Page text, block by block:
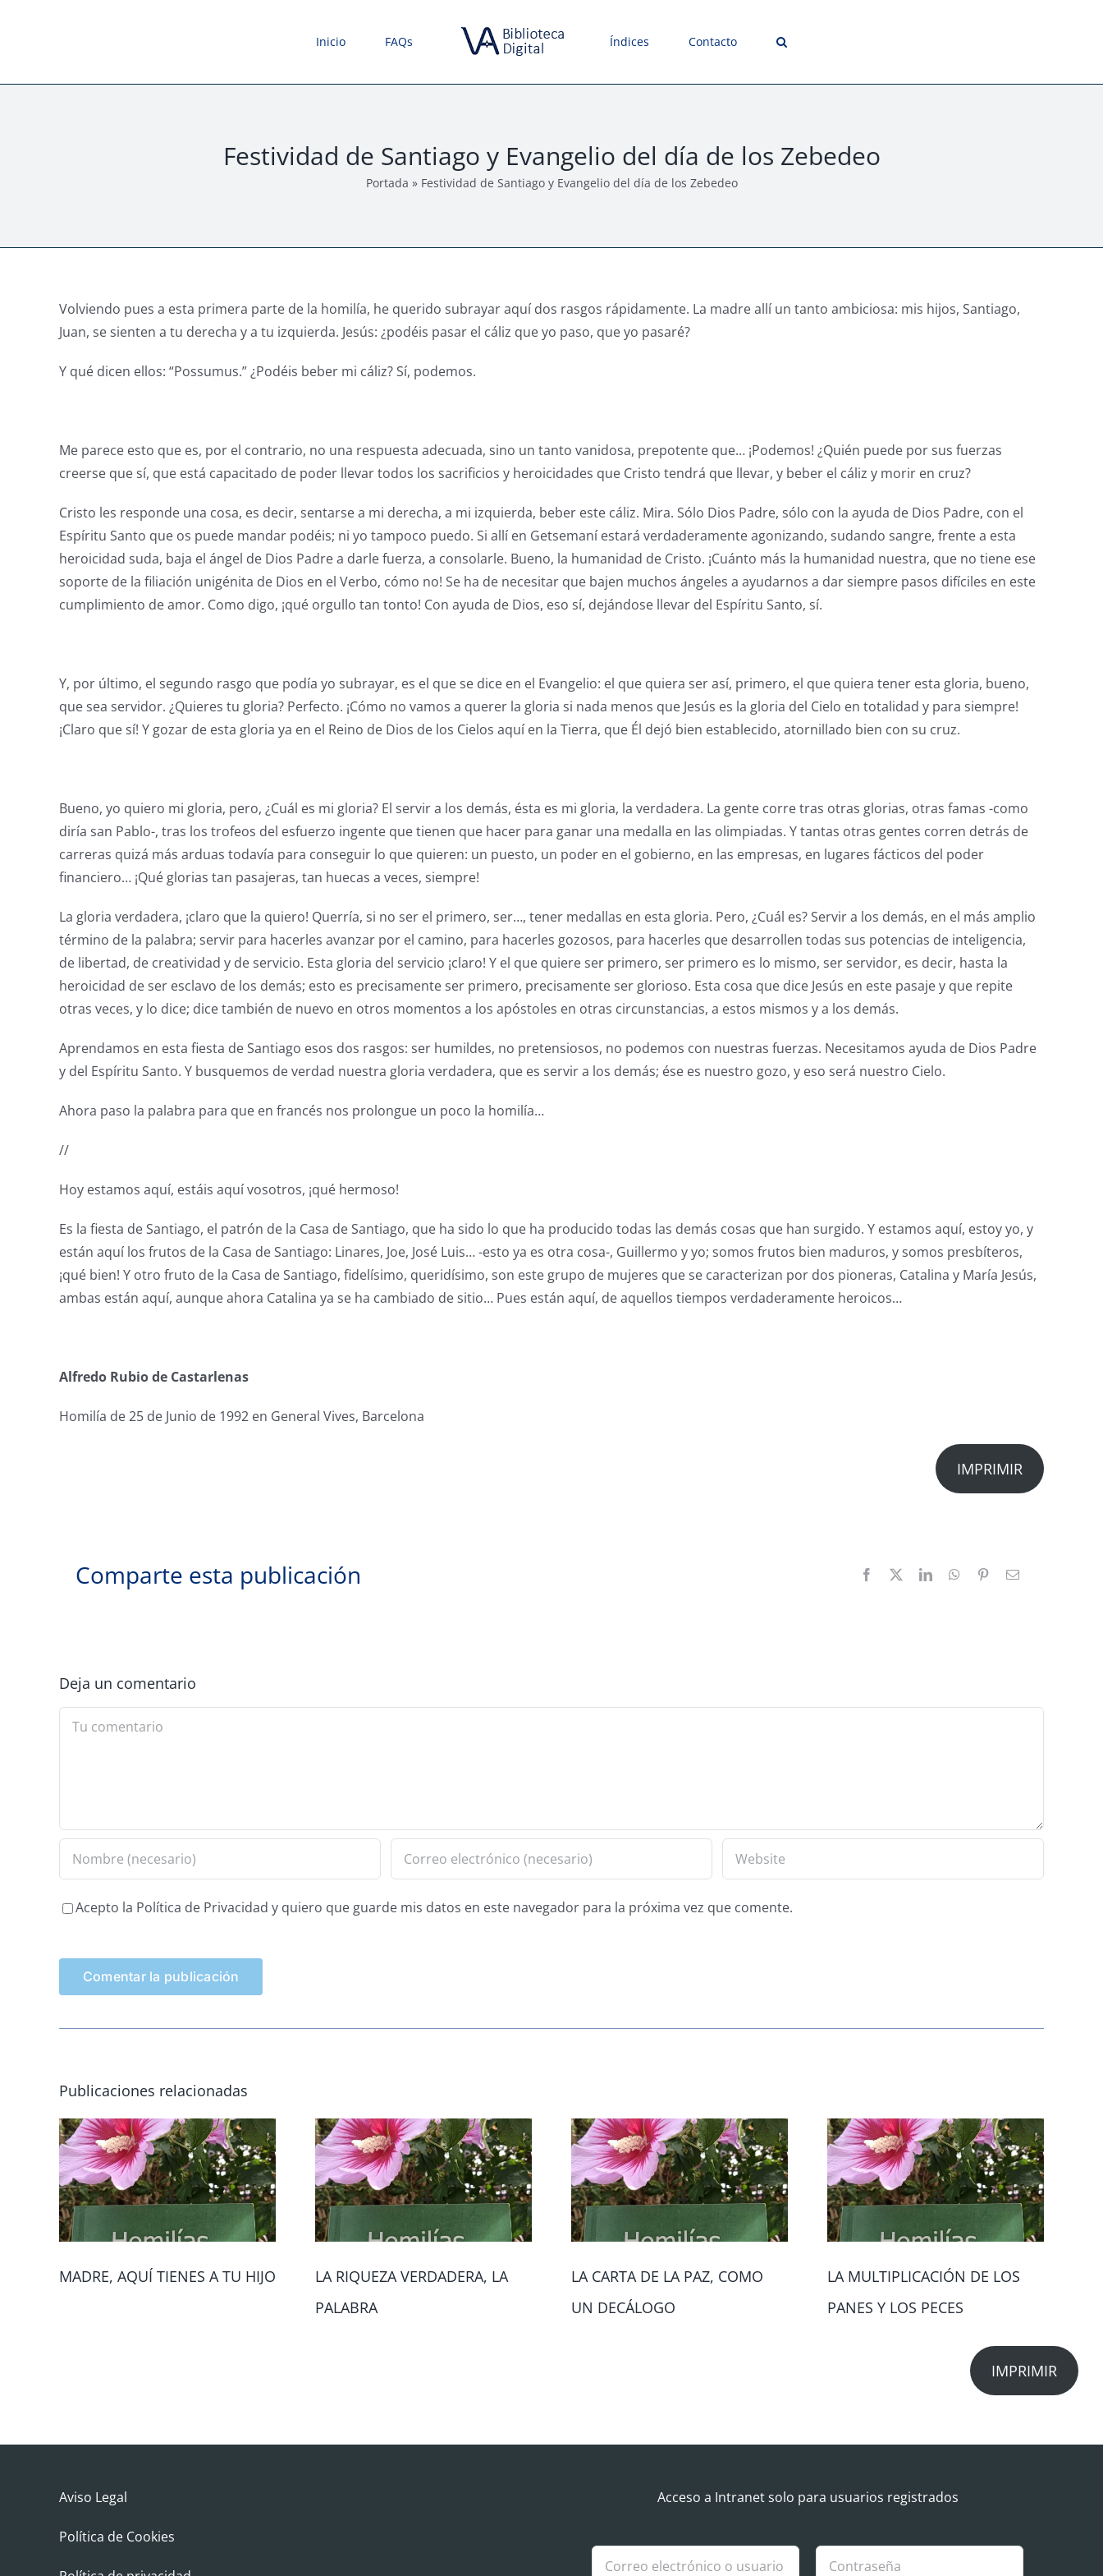
Inicio FAQs Índices Contacto
Festividad de Santiago y Evangelio del día de los Zebedeo
Portada » Festividad de Santiago y Evangelio del día de los Zebedeo
Volviendo pues a esta primera parte de la homilía, he querido subrayar aquí dos rasgos rápidamente. La madre allí un tanto ambiciosa: mis hijos, Santiago,
Juan, se sienten a tu derecha y a tu izquierda. Jesús: ¿podéis pasar el cáliz que yo paso, que yo pasaré?
Y qué dicen ellos: “Possumus.” ¿Podéis beber mi cáliz? Sí, podemos.
Me parece esto que es, por el contrario, no una respuesta adecuada, sino un tanto vanidosa, prepotente que… ¡Podemos! ¿Quién puede por sus fuerzas
creerse que sí, que está capacitado de poder llevar todos los sacrificios y heroicidades que Cristo tendrá que llevar, y beber el cáliz y morir en cruz?
Cristo les responde una cosa, es decir, sentarse a mi derecha, a mi izquierda, beber este cáliz. Mira. Sólo Dios Padre, sólo con la ayuda de Dios Padre, con el
Espíritu Santo que os puede mandar podéis; ni yo tampoco puedo. Si allí en Getsemaní estará verdaderamente agonizando, sudando sangre, frente a esta
heroicidad suda, baja el ángel de Dios Padre a darle fuerza, a consolarle. Bueno, la humanidad de Cristo. ¡Cuánto más la humanidad nuestra, que no tiene ese
soporte de la filiación unigénita de Dios en el Verbo, cómo no! Se ha de necesitar que bajen muchos ángeles a ayudarnos a dar siempre pasos difíciles en este
cumplimiento de amor. Como digo, ¡qué orgullo tan tonto! Con ayuda de Dios, eso sí, dejándose llevar del Espíritu Santo, sí.
Y, por último, el segundo rasgo que podía yo subrayar, es el que se dice en el Evangelio: el que quiera ser así, primero, el que quiera tener esta gloria, bueno,
que sea servidor. ¿Quieres tu gloria? Perfecto. ¡Cómo no vamos a querer la gloria si nada menos que Jesús es la gloria del Cielo en totalidad y para siempre!
¡Claro que sí! Y gozar de esta gloria ya en el Reino de Dios de los Cielos aquí en la Tierra, que Él dejó bien establecido, atornillado bien con su cruz.
Bueno, yo quiero mi gloria, pero, ¿Cuál es mi gloria? El servir a los demás, ésta es mi gloria, la verdadera. La gente corre tras otras glorias, otras famas -como
diría san Pablo-, tras los trofeos del esfuerzo ingente que tienen que hacer para ganar una medalla en las olimpiadas. Y tantas otras gentes corren detrás de
carreras quizá más arduas todavía para conseguir lo que quieren: un puesto, un poder en el gobierno, en las empresas, en lugares fácticos del poder
financiero… ¡Qué glorias tan pasajeras, tan huecas a veces, siempre!
La gloria verdadera, ¡claro que la quiero! Querría, si no ser el primero, ser…, tener medallas en esta gloria. Pero, ¿Cuál es? Servir a los demás, en el más amplio
término de la palabra; servir para hacerles avanzar por el camino, para hacerles gozosos, para hacerles que desarrollen todas sus potencias de inteligencia,
de libertad, de creatividad y de servicio. Esta gloria del servicio ¡claro! Y el que quiere ser primero, ser primero es lo mismo, ser servidor, es decir, hasta la
heroicidad de ser esclavo de los demás; esto es precisamente ser primero, precisamente ser glorioso. Esta cosa que dice Jesús en este pasaje y que repite
otras veces, y lo dice; dice también de nuevo en otros momentos a los apóstoles en otras circunstancias, a estos mismos y a los demás.
Aprendamos en esta fiesta de Santiago esos dos rasgos: ser humildes, no pretensiosos, no podemos con nuestras fuerzas. Necesitamos ayuda de Dios Padre
y del Espíritu Santo. Y busquemos de verdad nuestra gloria verdadera, que es servir a los demás; ése es nuestro gozo, y eso será nuestro Cielo.
Ahora paso la palabra para que en francés nos prolongue un poco la homilía…
//
Hoy estamos aquí, estáis aquí vosotros, ¡qué hermoso!
Es la fiesta de Santiago, el patrón de la Casa de Santiago, que ha sido lo que ha producido todas las demás cosas que han surgido. Y estamos aquí, estoy yo, y
están aquí los frutos de la Casa de Santiago: Linares, Joe, José Luis… -esto ya es otra cosa-, Guillermo y yo; somos frutos bien maduros, y somos presbíteros,
¡qué bien! Y otro fruto de la Casa de Santiago, fidelísimo, queridísimo, son este grupo de mujeres que se caracterizan por dos pioneras, Catalina y María Jesús,
ambas están aquí, aunque ahora Catalina ya se ha cambiado de sitio… Pues están aquí, de aquellos tiempos verdaderamente heroicos…
Alfredo Rubio de Castarlenas
Homilía de 25 de Junio de 1992 en General Vives, Barcelona
IMPRIMIR
Comparte esta publicación
Deja un comentario
Comment
Acepto la Política de Privacidad y quiero que guarde mis datos en este navegador para la próxima vez que comente.
Publicaciones relacionadas
MADRE, AQUÍ TIENES A TU HIJO
LA RIQUEZA VERDADERA, LA
PALABRA
LA CARTA DE LA PAZ, COMO
UN DECÁLOGO
LA MULTIPLICACIÓN DE LOS
PANES Y LOS PECES
IMPRIMIR
Aviso Legal
Política de Cookies
Acceso a Intranet solo para usuarios registrados